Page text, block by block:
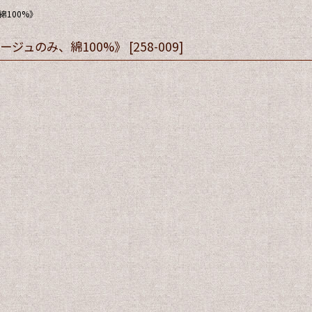
100%》
ジュのみ、綿100%》[258-009]